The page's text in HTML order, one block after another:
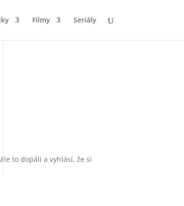
Filmy Seriály
to dopálí a vyhlásí, že si